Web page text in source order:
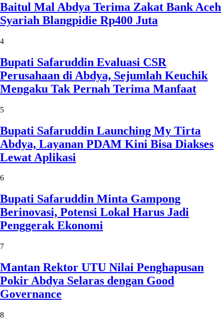
Baitul Mal Abdya Terima Zakat Bank Aceh
Syariah Blangpidie Rp400 Juta
4
Bupati Safaruddin Evaluasi CSR
Perusahaan di Abdya, Sejumlah Keuchik
Mengaku Tak Pernah Terima Manfaat
5
Bupati Safaruddin Launching My Tirta
Abdya, Layanan PDAM Kini Bisa Diakses
Lewat Aplikasi
6
Bupati Safaruddin Minta Gampong
Berinovasi, Potensi Lokal Harus Jadi
Penggerak Ekonomi
7
Mantan Rektor UTU Nilai Penghapusan
Pokir Abdya Selaras dengan Good
Governance
8